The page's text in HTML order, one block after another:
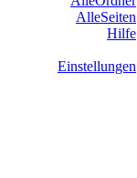
AlleSeiten
Hilfe
Einstellungen